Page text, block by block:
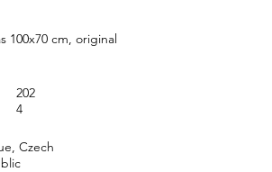
100x70 cm, original
202
4
Czech